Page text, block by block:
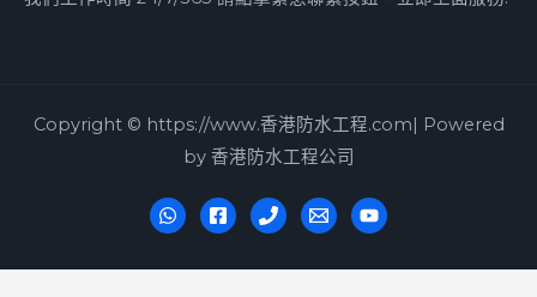
Copyright © https://www.香港防水工程.com| Powered
by 香港防水工程公司